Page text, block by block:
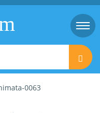
0063